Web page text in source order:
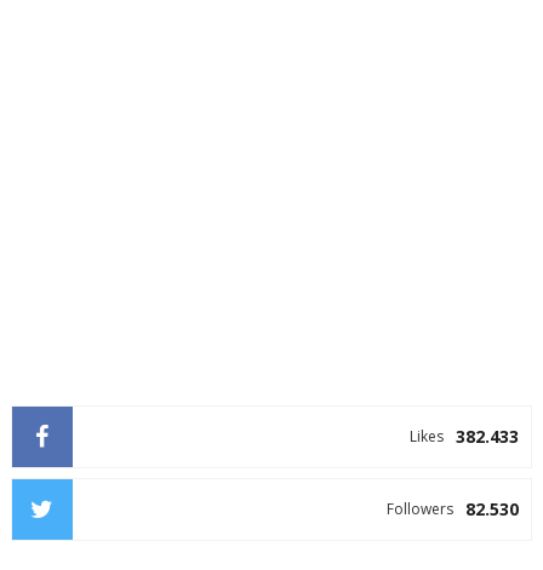
382.433
Likes
82.530
Followers